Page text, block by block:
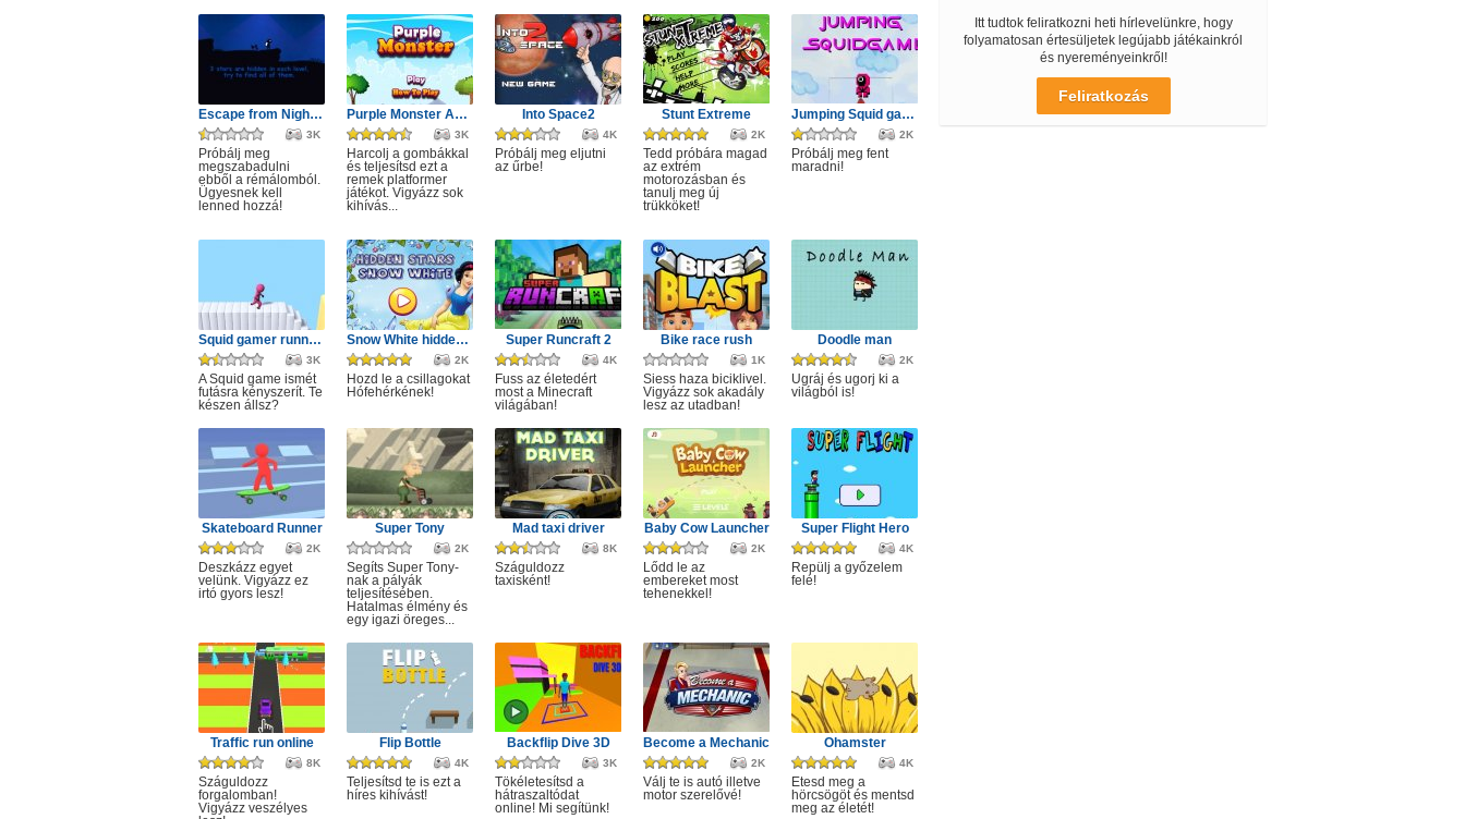
Escape from Nightmare
3K
Próbálj meg
megszabadulni
ebből a rémálomból.
Ügyesnek kell
lenned hozzá!
Purple Monster Adventure
3K
Harcolj a gombákkal
és teljesítsd ezt a
remek platformer
játékot. Vigyázz sok
kihívás...
Into Space2
4K
Próbálj meg eljutni
az űrbe!
Stunt Extreme
2K
Tedd próbára magad
az extrém
motorozásban és
tanulj meg új
trükköket!
Jumping Squid game
2K
Próbálj meg fent
maradni!
Squid gamer runner obstacle
3K
A Squid game ismét
futásra kényszerít. Te
készen állsz?
Snow White hidden stars
2K
Hozd le a csillagokat
Hófehérkének!
Super Runcraft 2
4K
Fuss az életedért
most a Minecraft
világában!
Bike race rush
1K
Siess haza biciklivel.
Vigyázz sok akadály
lesz az utadban!
Doodle man
2K
Ugráj és ugorj ki a
világból is!
Skateboard Runner
2K
Deszkázz egyet
velünk. Vigyázz ez
irtó gyors lesz!
Super Tony
2K
Segíts Super Tony-
nak a pályák
teljesítésében.
Hatalmas élmény és
egy igazi öreges...
Mad taxi driver
8K
Száguldozz
taxisként!
Baby Cow Launcher
2K
Lődd le az
embereket most
tehenekkel!
Super Flight Hero
4K
Repülj a győzelem
felé!
Traffic run online
8K
Száguldozz
forgalomban!
Vigyázz veszélyes
Flip Bottle
4K
Teljesítsd te is ezt a
híres kihívást!
Backflip Dive 3D
3K
Tökéletesítsd a
hátraszaltódat
online! Mi segítünk!
Become a Mechanic
2K
Válj te is autó illetve
motor szerelővé!
Ohamster
4K
Etesd meg a
hörcsögöt és mentsd
meg az életét!
Itt tudtok feliratkozni heti hírlevelünkre, hogy
folyamatosan értesüljetek legújabb játékainkról
és nyereményeinkről!
Feliratkozás